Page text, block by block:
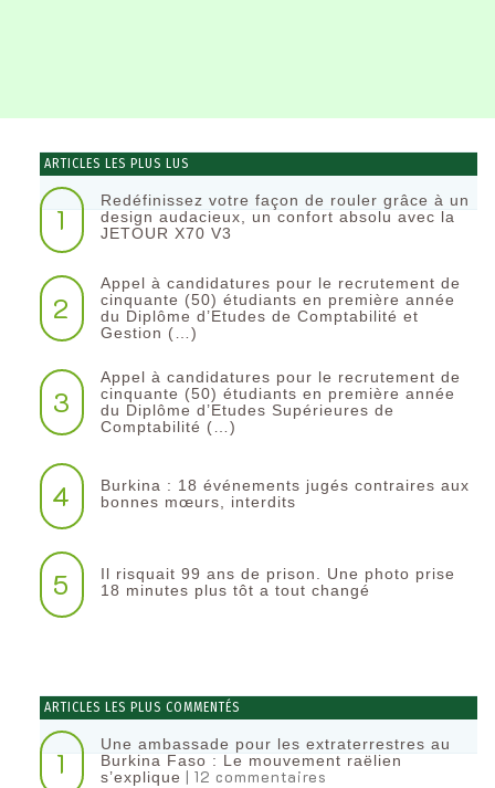
ARTICLES LES PLUS LUS
1
Redéfinissez votre façon de rouler grâce à un
design audacieux, un confort absolu avec la
JETOUR X70 V3
2
Appel à candidatures pour le recrutement de
cinquante (50) étudiants en première année
du Diplôme d’Etudes de Comptabilité et
Gestion (…)
3
Appel à candidatures pour le recrutement de
cinquante (50) étudiants en première année
du Diplôme d’Etudes Supérieures de
Comptabilité (…)
4
Burkina : 18 événements jugés contraires aux
bonnes mœurs, interdits
5
Il risquait 99 ans de prison. Une photo prise
18 minutes plus tôt a tout changé
ARTICLES LES PLUS COMMENTÉS
1
Une ambassade pour les extraterrestres au
Burkina Faso : Le mouvement raëlien
s’explique | 12 commentaires